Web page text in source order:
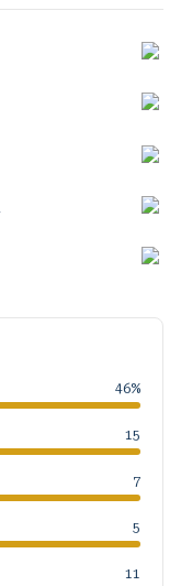
46%
15
7
5
11